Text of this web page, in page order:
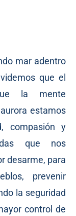
mar adentro
que el
la mente
estamos
compasión y
que nos
desarme, para
prevenir
la seguridad
control de